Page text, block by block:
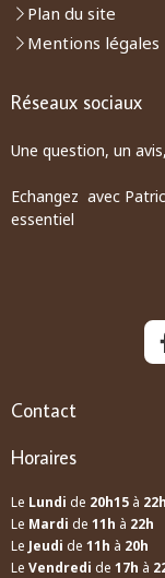
Plan du site
Mentions légales
Réseaux sociaux
Une question, un
Echangez avec
essentiel
Contact
Horaires
Le Lundi de 20h15 à
Le Mardi de 11h à 22h
Le Jeudi de 11h à 20h
Le Vendredi de 17h à